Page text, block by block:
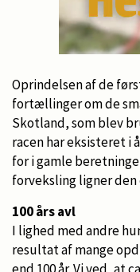
Oprindelsen af de
fortællinger om de
Skotland, som blev
racen har eksisteret
for i gamle
forveksling ligner den
100 års avl
I lighed med andre
resultat af mange
end 100 år. Vi ved, at